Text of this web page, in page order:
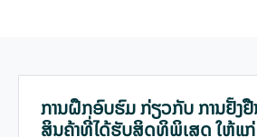
ການຝຶກອົບຮົມ ກ່ຽວກັບ ການຢັ້ງຢື
ສິນຄ້າທີ່ໄດ້ຮັບສິດທິພິເສດ ໃຫ້ແກ່